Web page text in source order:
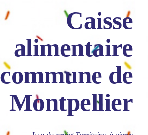
Caisse
alimentaire
commune de
Montpellier